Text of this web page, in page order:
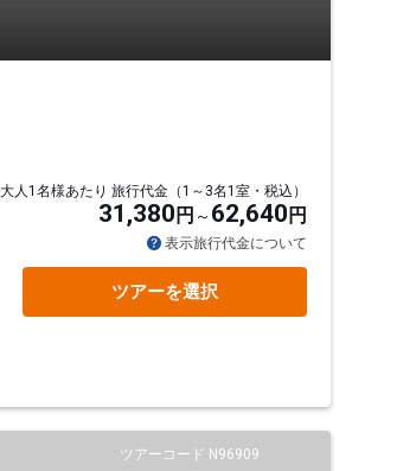
大人1名様あたり 旅行代金（1～3名1室・税込）
31,380 円 62,640 円
表示旅行代金について
ツアーを選択
ツアーコード N96909